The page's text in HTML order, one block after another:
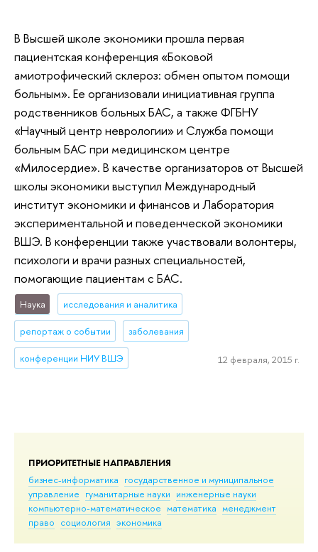
ПРИОРИТЕТНЫЕ НАПРАВЛЕНИЯ
бизнес-информатика государственное и муниципальное
управление гуманитарные науки инженерные науки
компьютерно-математическое математика менеджмент
право социология экономика
В Высшей школе экономики прошла первая
пациентская конференция «Боковой
амиотрофический склероз: обмен опытом помощи
больным». Ее организовали инициативная группа
родственников больных БАС, а также ФГБНУ
«Научный центр неврологии» и Служба помощи
больным БАС при медицинском центре
«Милосердие». В качестве организаторов от Высшей
школы экономики выступил Международный
институт экономики и финансов и Лаборатория
экспериментальной и поведенческой экономики
ВШЭ. В конференции также участвовали волонтеры,
психологи и врачи разных специальностей,
помогающие пациентам с БАС.
Наука исследования и аналитика
репортаж о событии заболевания
конференции НИУ ВШЭ 12 февраля, 2015 г.